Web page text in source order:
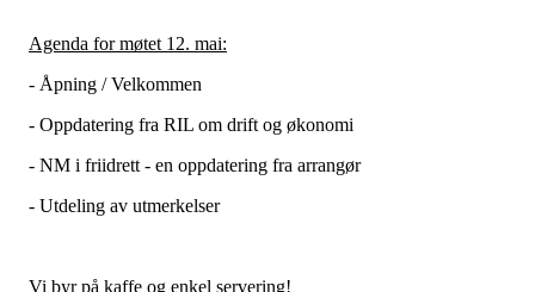
Agenda for møtet 12. mai:
- Åpning / Velkommen
- Oppdatering fra RIL om drift og økonomi
- NM i friidrett - en oppdatering fra arrangør
- Utdeling av utmerkelser
Vi byr på kaffe og enkel servering!